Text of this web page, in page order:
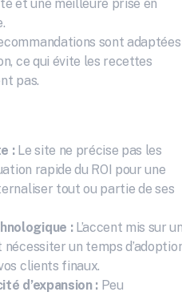
et une meilleure prise en
sont adaptées
ce qui évite les recettes
pas.
: Le site ne précise pas les
rapide du ROI pour une
tout ou partie de ses
: L’accent mis sur
un temps
clients finaux.
d’expansion : Peu